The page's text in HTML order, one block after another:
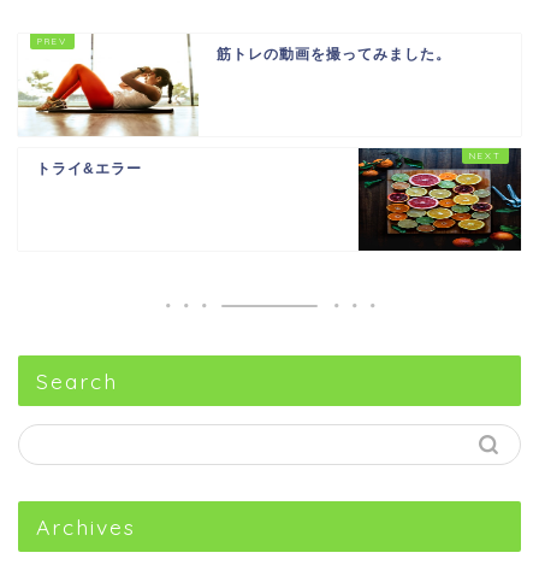
筋トレの動画を撮ってみました。
トライ&エラー
Search
Archives